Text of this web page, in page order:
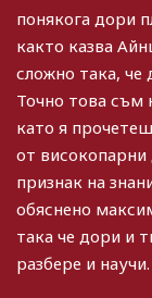
понякога дори
както казва
сложно така, че
Точно това съм
като я
от
признак на
обяснено
така че дори и
разбере и научи.